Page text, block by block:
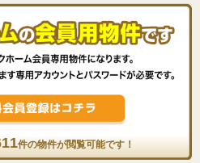
件の物件が閲覧可能です！